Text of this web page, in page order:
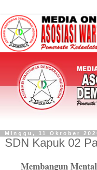
Minggu, 11 Oktober
SDN Kapuk 02
Membangun